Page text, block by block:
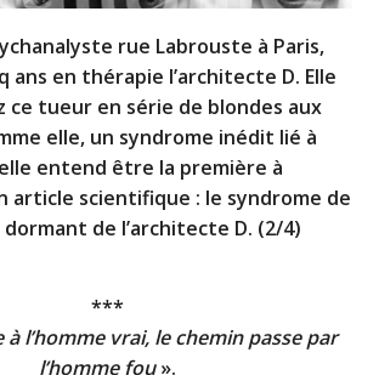
rue Labrouste à Paris,
ans en thérapie l’architecte D. Elle
ce tueur en série de blondes aux
elle, un syndrome inédit lié à
entend être la première à
article scientifique : le syndrome de
de l’architecte D. (2/4)
***
à l’homme vrai, le chemin passe par
l’homme fou».